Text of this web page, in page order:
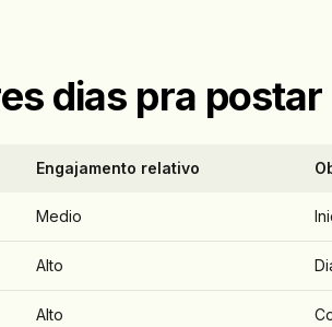
dias pra postar
Engajamento relativo
Medio
Alto
Alto